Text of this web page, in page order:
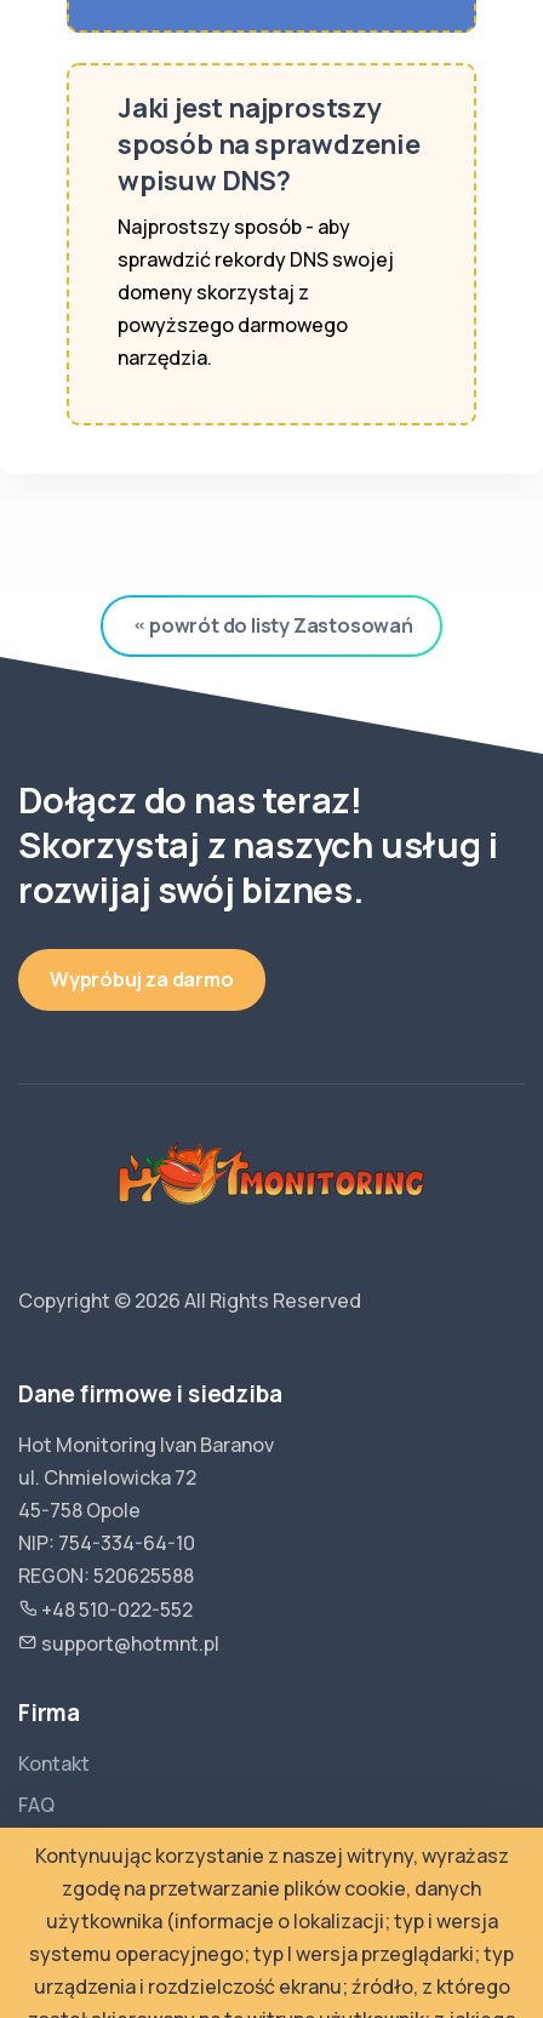
Kontynuując korzystanie z naszej witryny, wyrażasz
zgodę na przetwarzanie plików cookie, danych
użytkownika (informacje o lokalizacji; typ i wersja
systemu operacyjnego; typ I wersja przeglądarki; typ
urządzenia i rozdzielczość ekranu; źródło, z którego
Jaki jest najprostszy
sposób na sprawdzenie
wpisuw DNS?
Najprostszy sposób - aby
sprawdzić rekordy DNS swojej
domeny skorzystaj z
powyższego darmowego
narzędzia.
powrót do listy Zastosowań
Dołącz do nas teraz!
Skorzystaj z naszych usług i
rozwijaj swój biznes.
Wypróbuj za darmo
Copyright © 2026All Rights Reserved
Dane firmowe i siedziba
Hot Monitoring Ivan Baranov
ul. Chmielowicka 72
45-758 Opole
NIP: 754-334-64-10
REGON: 520625588
+48 510-022-552
support@hotmnt.pl
Firma
Kontakt
FAQ
Dokumentacja API
Polityka Prywatności
Regulamin
Newsletter